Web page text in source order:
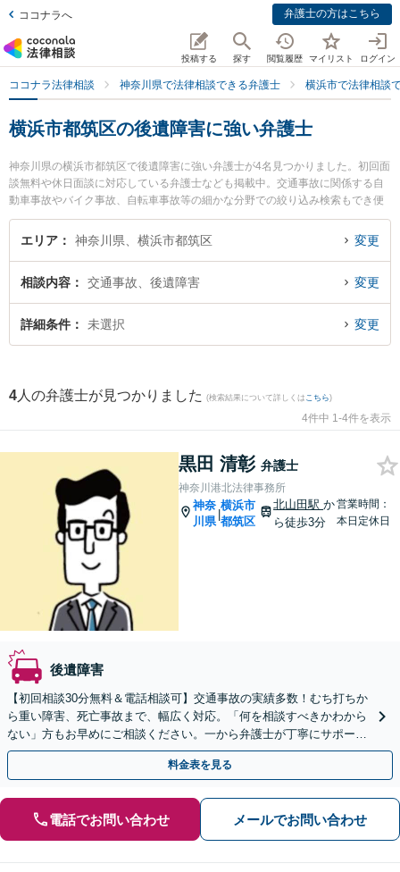
ココナラへ 弁護士の方はこちら
投稿する 探す 閲覧履歴 マイリスト ログイン
ココナラ法律相談 神奈川県で法律相談できる弁護士 横浜市で法律相談
横浜市都筑区の後遺障害に強い弁護士
神奈川県の横浜市都筑区で後遺障害に強い弁護士が4名見つかりました。初回面
談無料や休日面談に対応している弁護士なども掲載中。交通事故に関係する自
動車事故やバイク事故、自転車事故等の細かな分野での絞り込み検索もでき便
利です。特に神奈川港北法律事務所の黒田 清彰弁護士や都筑港北ニュータウン
法律事務所の塚田 雅久弁護士、港北つばき法律事務所の椿 良和弁護士のプロフ
遺障害のトラブル解決の実績豊富な近くの弁護士を検索したい』『初回相談無
料で後遺障害を法律相談できる横浜市都筑区内の弁護士に相談予約したい』な
どでお困りの相談者さんにおすすめです。
エリア 神奈川県、横浜市都筑区 変更
相談内容 交通事故、後遺障害 変更
詳細条件 未選択 変更
4 人の弁護士が見つかりました (検索結果について詳しくは こちら)
4件中 1-4件を表示
黒田 清彰 弁護士
神奈川港北法律事務所
神奈
川県
|
横浜市
都筑区
北山田駅か
ら徒歩3分
営業時間：
本日定休日
後遺障害
【初回相談30分無料＆電話相談可】交通事故の実績多数！むち打ちか
ら重い障害、死亡事故まで、幅広く対応。「何を相談すべきかわから
ない」方もお早めにご相談ください。一から弁護士が丁寧にサポート
いたします【北山田駅3分】【土日祝相談可】
料金表を見る
電話でお問い合わせ メールでお問い合わせ